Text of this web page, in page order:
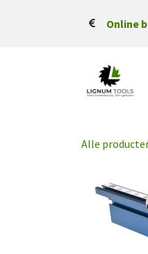
Online
Alle